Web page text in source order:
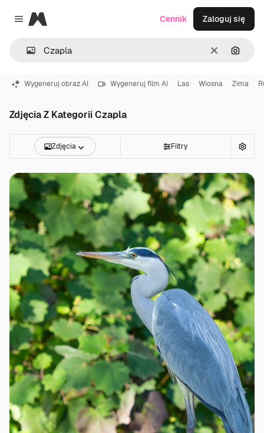
Close menu
Magnific
WyczyśćSzukaj
Cennik Zaloguj się
Wygeneruj obraz AI Wygeneruj film AI Las Wiosna Zima
Zdjęcia Z Kategorii Czapla
Zdjęcia Filtry